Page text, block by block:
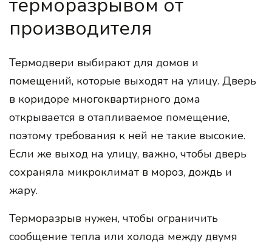
производителя
Термодвери выбирают для домов и
помещений, которые выходят на улицу. Дверь
в коридоре многоквартирного дома
открывается в отапливаемое помещение,
поэтому требования к ней не такие высокие.
Если же выход на улицу, важно, чтобы дверь
сохраняла микроклимат в мороз, дождь и
жару.
Терморазрыв нужен, чтобы ограничить
сообщение тепла или холода между двумя